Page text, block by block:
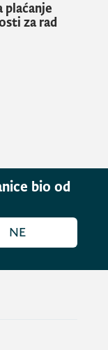
plaćanje
za rad
bio od
NE